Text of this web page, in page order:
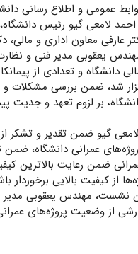
عمومی و اطلاع رسانی
لامعی گیو رئیس
عارفی معاون اداری و
مهندس یعقوبی مدیر فنی و
دانشگاه و تعدادی از
شد، ضمن بررسی مشکلات و
بر لزوم ‏تعهد و جدیت
گیو ضمن تقدیر و تشکر
عمرانی دانشگاه، ضمن
ضمن رعایت بالاترین
از کیفیت بالایی برخوردار
نشست، مهندس یعقوبی
از وضعیت پروژه‌های